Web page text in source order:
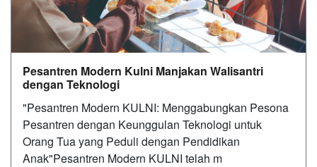
Pesantren Modern Kulni Manjakan Walisantri
dengan Teknologi
"Pesantren Modern KULNI: Menggabungkan Pesona
Pesantren dengan Keunggulan Teknologi untuk
Orang Tua yang Peduli dengan Pendidikan
Anak"Pesantren Modern KULNI telah m